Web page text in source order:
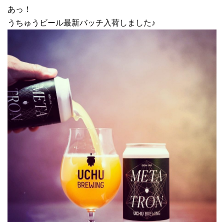
あっ！
うちゅうビール最新バッチ入荷しました♪